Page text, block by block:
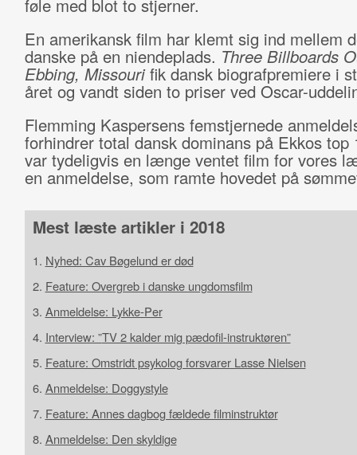
føle med blot to stjerner.
En amerikansk film har klemt sig ind mellem
danske på en niendeplads. Three Billboards
Ebbing, Missourifik dansk biografpremiere i
året og vandt siden to priser ved Oscar-
Flemming Kaspersens femstjernede
forhindrer total dansk dominans på Ekkos top
var tydeligvis en længe ventet film for vores
en anmeldelse, som ramte hovedet på
Mest læste artikler i 2018
1. Nyhed: Cav Bøgelund er død
2. Feature: Overgreb i danske ungdomsfilm
3. Anmeldelse: Lykke-Per
4. Interview: ”TV 2 kalder mig pædofil-instruktøren”
5. Feature: Omstridt psykolog forsvarer Lasse Nielsen
6. Anmeldelse: Doggystyle
7. Feature: Annes dagbog fældede filminstruktør
8. Anmeldelse: Den skyldige